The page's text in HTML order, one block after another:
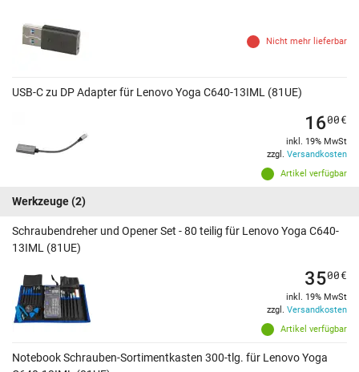
Nicht mehr lieferbar
USB-C zu DP Adapter für Lenovo Yoga C640-13IML (81UE)
Artikel verfügbar
1600€
inkl. 19% MwSt
zzgl. Versandkosten
Werkzeuge(2)
Schraubendreher und Opener Set - 80 teilig für Lenovo Yoga C640-
13IML (81UE)
Artikel verfügbar
3500€
inkl. 19% MwSt
zzgl. Versandkosten
Notebook Schrauben-Sortimentkasten 300-tlg. für Lenovo Yoga